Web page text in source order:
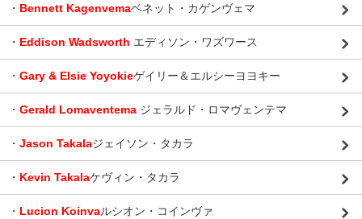
・ Bennett Kagenvemaベネット・カゲンヴェマ
・ Eddison Wadsworth エディソン・ワズワース
・ Gary & Elsie Yoyokieゲイリー＆エルシーヨヨキー
・ Gerald Lomaventema ジェラルド・ロマヴェンテマ
・ Jason Takalaジェイソン・タカラ
・ Kevin Takalaケヴィン・タカラ
・ Lucion Koinvaルシオン・コインヴァ